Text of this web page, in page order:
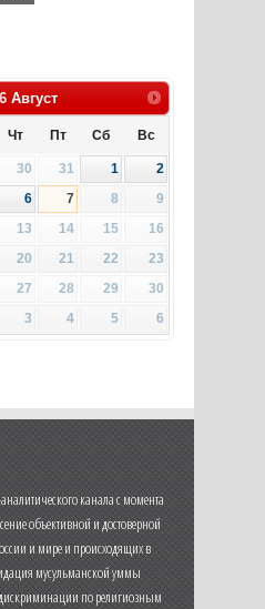
Август
Чт Пт Сб Вс
30 31 1
2
6 7 8
9
13 14 15
16
20 21 22
23
27 28 29
30
3 4 5 6
канала с момента
объективной и достоверной
и мире и происходящих в
мусульманской уммы
по религиозным